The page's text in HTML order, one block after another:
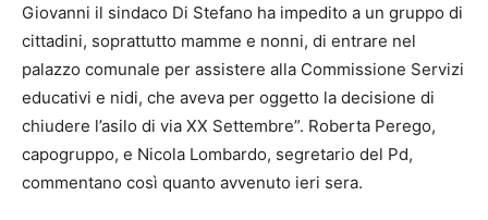
Giovanni il sindaco Di Stefano ha impedito a un gruppo di
cittadini, soprattutto mamme e nonni, di entrare nel
palazzo comunale per assistere alla Commissione Servizi
educativi e nidi, che aveva per oggetto la decisione di
chiudere l’asilo di via XX Settembre”. Roberta Perego,
capogruppo, e Nicola Lombardo, segretario del Pd,
commentano così quanto avvenuto ieri sera.